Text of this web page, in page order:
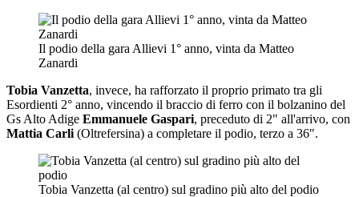
Il podio della gara Allievi 1° anno, vinta da Matteo
Zanardi
Tobia Vanzetta, invece, ha rafforzato il proprio primato tra gli
Esordienti 2° anno, vincendo il braccio di ferro con il bolzanino del
Gs Alto Adige Emmanuele Gaspari, preceduto di 2" all'arrivo, con
Mattia Carli (Oltrefersina) a completare il podio, terzo a 36".
Tobia Vanzetta (al centro) sul gradino più alto del podio